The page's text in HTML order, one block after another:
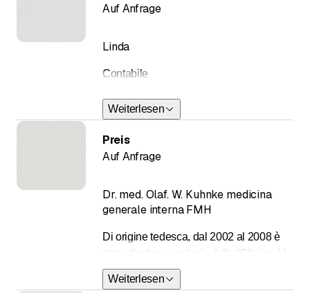
Linda
Contabile
Weiterlesen
Auf Anfrage
Dr. med. Olaf. W. Kuhnke medicina
generale interna FMH
Di origine tedesca, dal 2002 al 2008 è
stato direttore sanitario della “Clinica AL
RONC” di Castaneda. Parallelamente
alla specializzazione in medicina interna
Weiterlesen
Preis
Auf Anfrage